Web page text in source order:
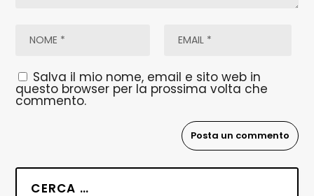
Salva il mio nome, email e sito web in
questo browser per la prossima volta che
commento.